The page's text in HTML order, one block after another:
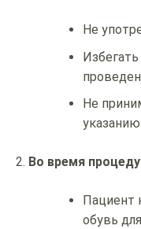
Не
Не
указанию
Во время
Пациент
обувь